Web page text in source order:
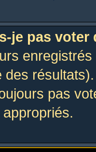
je pas voter
des
pas